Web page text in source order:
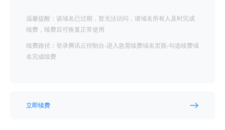
温馨提醒：该域名已过期，暂无法访问，请域名所有人及时完成
续费，续费后可恢复正常使用
续费路径：登录腾讯云控制台-进入急需续费域名页面-勾选续费域
名完成续费
立即续费